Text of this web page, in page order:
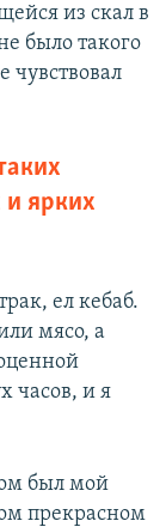
из скал в
было такого
чувствовал
ярких
ел кебаб.
мясо, а
часов, и я
был мой
прекрасном